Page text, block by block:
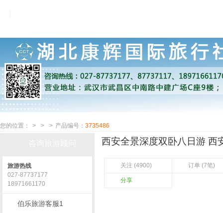
您的位置： > > > 产品编号： 3735486
西安全景深度双卧八日游 西
关注 (4900) 订单 (7笔)
分享
旅游热线
027-87737177
18971661170
伯乐旅游客服1